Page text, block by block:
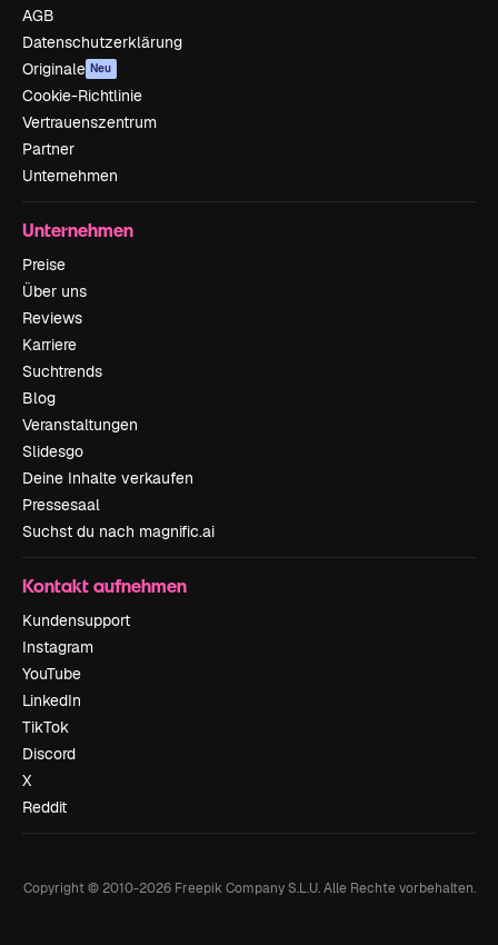
AGB
Datenschutzerklärung
Originale Neu
Cookie-Richtlinie
Vertrauenszentrum
Partner
Unternehmen
Unternehmen
Preise
Über uns
Reviews
Karriere
Suchtrends
Blog
Veranstaltungen
Slidesgo
Deine Inhalte verkaufen
Pressesaal
Suchst du nach magnific.ai
Kontakt aufnehmen
Kundensupport
Instagram
YouTube
LinkedIn
TikTok
Discord
X
Reddit
Copyright © 2010-2026Freepik Company S.L.U. Alle Rechte vorbehalten.